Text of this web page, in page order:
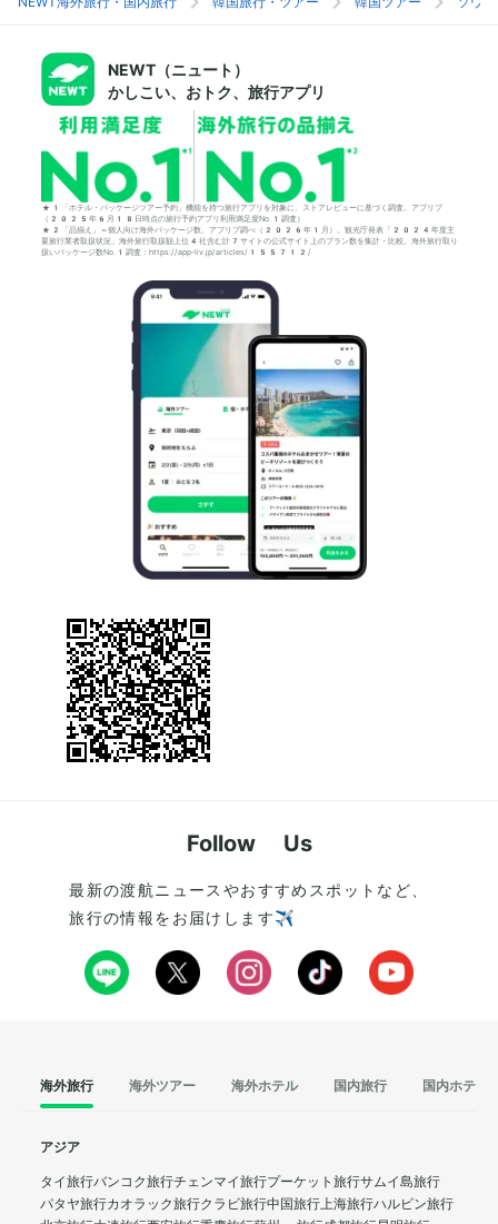
NEWT（ニュート）
かしこい、おトク、旅行アプリ
*1「ホテル・パッケージツアー予約」機能を持つ旅行アプリを対象に、ストアレビューに基づく調査。アプリブ
（2025年6月18日時点の旅行予約アプリ利用満足度No.1調査）
*2「品揃え」＝個人向け海外パッケージ数。アプリブ調べ（2026年1月）。観光庁発表「2024年度主
要旅行業者取扱状況」海外旅行取扱額上位4社含む計7サイトの公式サイト上のプラン数を集計・比較。海外旅行取り
扱いパッケージ数No.1調査：https://app-liv.jp/articles/155712/
Follow Us
最新の渡航ニュースやおすすめスポットなど、
旅行の情報をお届けします✈️
海外旅行 海外ツアー 海外ホテル 国内旅行 国内ホテル
アジア
タイ旅行バンコク旅行チェンマイ旅行プーケット旅行サムイ島旅行
パタヤ旅行カオラック旅行クラビ旅行中国旅行上海旅行ハルビン旅行